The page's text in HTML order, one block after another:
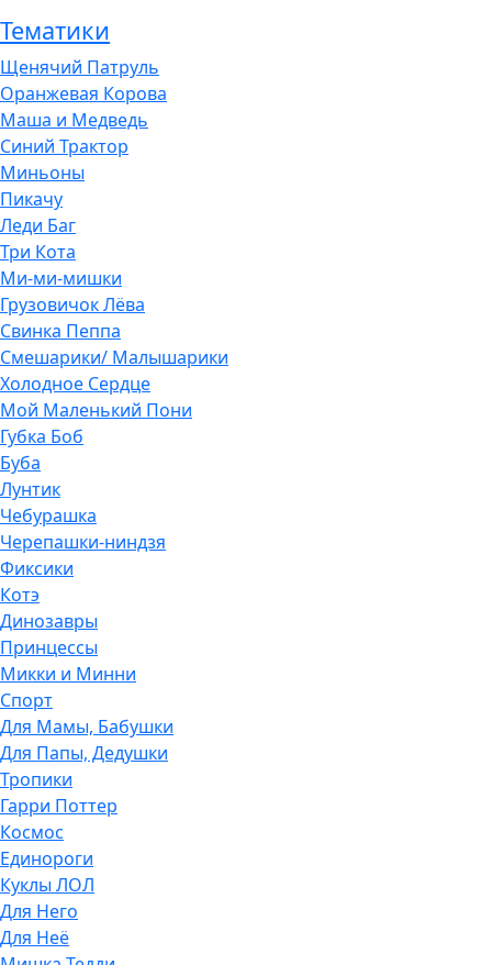
Тематики
Щенячий Патруль
Оранжевая Корова
Маша и Медведь
Синий Трактор
Миньоны
Пикачу
Леди Баг
Три Кота
Ми-ми-мишки
Грузовичок Лёва
Свинка Пеппа
Смешарики/ Малышарики
Холодное Сердце
Мой Маленький Пони
Губка Боб
Буба
Лунтик
Чебурашка
Черепашки-ниндзя
Фиксики
Котэ
Динозавры
Принцессы
Микки и Минни
Спорт
Для Мамы, Бабушки
Для Папы, Дедушки
Тропики
Гарри Поттер
Космос
Единороги
Куклы ЛОЛ
Для Него
Для Неё